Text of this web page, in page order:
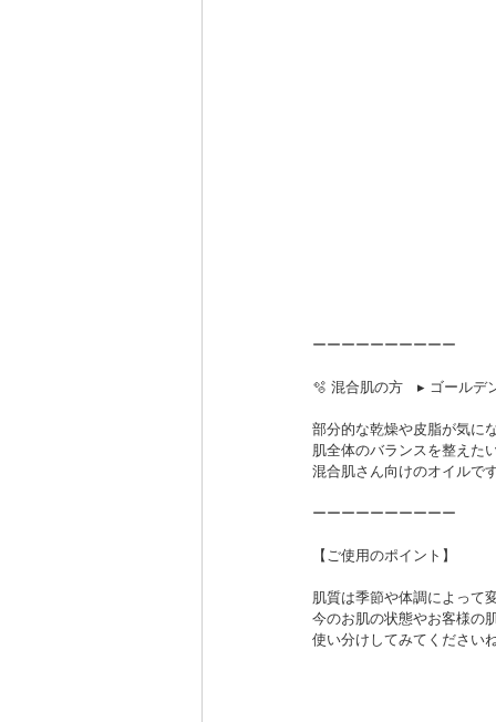
ーーーーーーーーーー
🫧 混合肌の方　▸ ゴールデ
部分的な乾燥や皮脂が気に
肌全体のバランスを整えた
混合肌さん向けのオイルです
ーーーーーーーーーー
【ご使用のポイント】
肌質は季節や体調によって
今のお肌の状態やお客様の
使い分けしてみてください